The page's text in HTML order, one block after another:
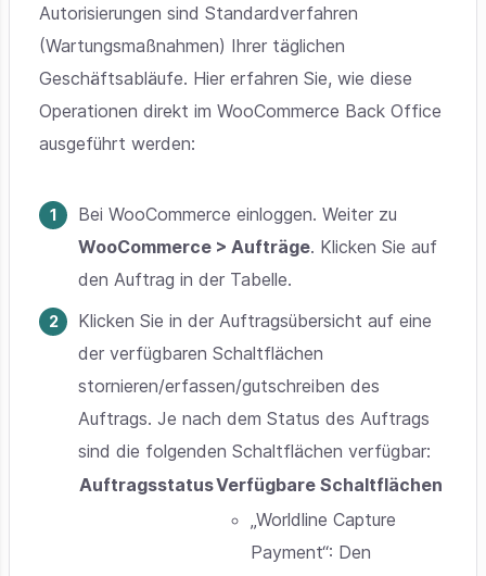
Autorisierungen sind Standardverfahren
(Wartungsmaßnahmen) Ihrer täglichen
Geschäftsabläufe. Hier erfahren Sie, wie diese
Operationen direkt im WooCommerce Back Office
ausgeführt werden:
Bei WooCommerce einloggen. Weiter zu
WooCommerce > Aufträge. Klicken Sie auf
den Auftrag in der Tabelle.
Klicken Sie in der Auftragsübersicht auf eine
der verfügbaren Schaltflächen
stornieren/erfassen/gutschreiben des
Auftrags. Je nach dem Status des Auftrags
sind die folgenden Schaltflächen verfügbar:
AuftragsstatusVerfügbare Schaltflächen
„Worldline Capture
Payment“: Den